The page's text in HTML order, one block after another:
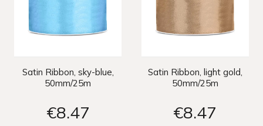
Satin Ribbon, sky-blue,
50mm/25m
€8 47
Satin Ribbon, light gold,
50mm/25m
€8 47